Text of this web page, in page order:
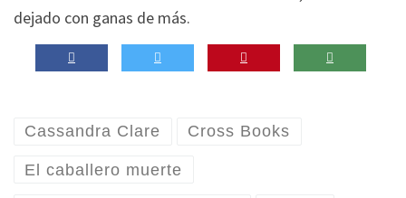
dejado con ganas de más.
Cassandra Clare Cross Books
El caballero muerte